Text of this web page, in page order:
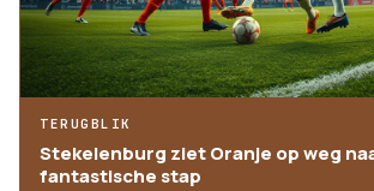
TERUGBLIK
Stekelenburg ziet Oranje op weg
fantastische stap